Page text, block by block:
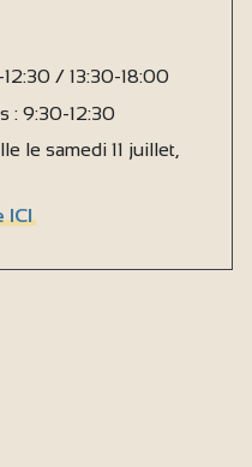
/ 13:30-18:00
: 9:30-12:30
le samedi 11 juillet,
ICI